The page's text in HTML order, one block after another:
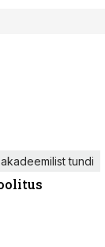
tundi